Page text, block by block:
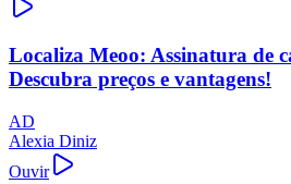
Localiza Meoo: Assinatura de
Descubra preços e vantagens!
AD
Alexia Diniz
Ouvir